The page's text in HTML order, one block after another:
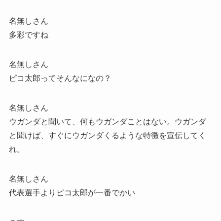
名無しさん
多彩ですね
名無しさん
ピコ太郎ってそんなになの？
名無しさん
ウガンダと聞いて、何もウガンダことはない。ウガンダ
と聞けば、すぐにウガンダくるような特徴を宣伝してく
れ。
名無しさん
代表選手よりピコ太郎が一番でかい